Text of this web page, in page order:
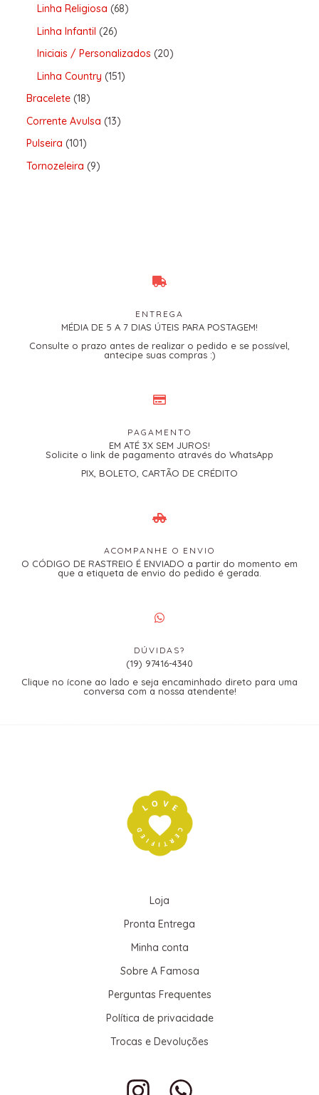
Linha Religiosa 68
Linha Infantil 26
Iniciais / Personalizados 20
Linha Country 151
Bracelete 18
Corrente Avulsa 13
Pulseira 101
Tornozeleira 9
ENTREGA
MÉDIA DE 5 A 7 DIAS ÚTEIS PARA POSTAGEM!
Consulte o prazo antes de realizar o pedido e se possível,
antecipe suas compras :)
PAGAMENTO
EM ATÉ 3X SEM JUROS!
Solicite o link de pagamento através do WhatsApp
PIX, BOLETO, CARTÃO DE CRÉDITO
ACOMPANHE O ENVIO
O CÓDIGO DE RASTREIO É ENVIADO a partir do momento em
que a etiqueta de envio do pedido é gerada.
DÚVIDAS?
(19) 97416-4340
Clique no ícone ao lado e seja encaminhado direto para uma
conversa com a nossa atendente!
Loja
Pronta Entrega
Minha conta
Sobre A Famosa
Perguntas Frequentes
Política de privacidade
Trocas e Devoluções